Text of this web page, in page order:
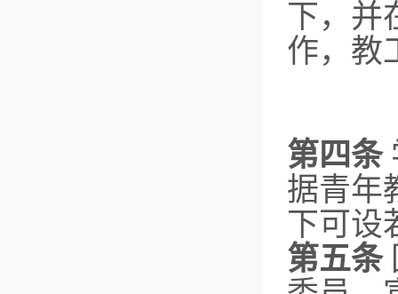
下，并
作，教
第四条
据青年
下可设
第五条